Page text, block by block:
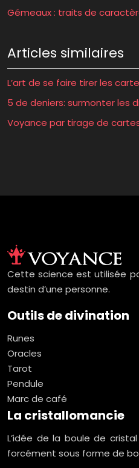
Gémeaux : traits de
Articles similaires
L’art de se faire tirer les
5 de deniers: surmonter les
Voyance par tirage de
Cette science est utilisée
destin d’une personne.
Outils de divination
Runes
Oracles
Tarot
Pendule
Marc de café
La cristallomancie
L’idée de la boule de
forcément sous forme de